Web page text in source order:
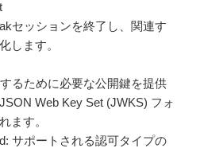
セッションを終了し、関連す
します。
るために必要な公開鍵を提供
Web Key Set (JWKS) フォ
ます。
サポートされる認可タイプの